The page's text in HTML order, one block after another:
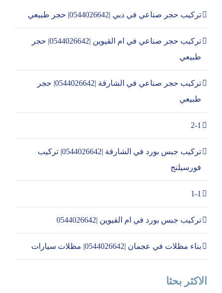
تركيب حجر صناعي في دبي |0544026642| حجر طبيعي
تركيب حجر صناعي في ام القيوين |0544026642| حجر
طبيعي
تركيب حجر صناعي في الشارقة |0544026642| حجر
طبيعي
2-1
تركيب جبس بورد في الشارقة |0544026642| تركيب
فورسيلنج
1-1
تركيب جبس بورد في ام القيوين |0544026642
بناء مظلات في عجمان |0544026642| مظلات سيارات
الاكثر بحثا